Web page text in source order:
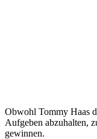
Obwohl Tommy Haas
Aufgeben abzuhalten,
gewinnen.